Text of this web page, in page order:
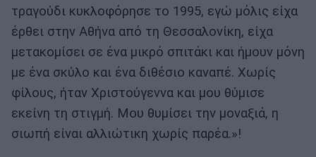
τραγούδι κυκλοφόρησε το 1995, εγώ μόλις είχα
έρθει στην Αθήνα από τη Θεσσαλονίκη, είχα
μετακομίσει σε ένα μικρό σπιτάκι και ήμουν μόνη
με ένα σκύλο και ένα διθέσιο καναπέ. Χωρίς
φίλους, ήταν Χριστούγεννα και μου θύμισε
εκείνη τη στιγμή. Μου θυμίσει την μοναξιά, η
σιωπή είναι αλλιώτικη χωρίς παρέα.»!